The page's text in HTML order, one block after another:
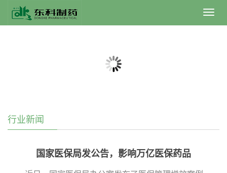
行业新闻
国家医保局发公告，影响万亿医保药品